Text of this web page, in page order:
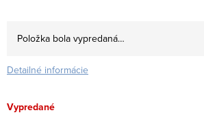
Položka bola vypredaná…
Detailné informácie
Vypredané